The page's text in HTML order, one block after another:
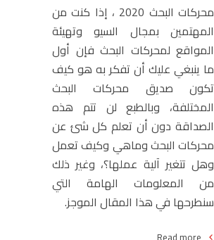
محركات البحث 2020 ، إذا كنت من
المهتمين بمجال السيو وتهيئة
المواقع لمحركات البحث فإن أول
ما ينبغي عليك أن تفكر به هو كيف
تكون صديق محركات البحث
المختلفة، وبالطبع لن تتم هذه
الصداقة دون أن تعلم كل شئ عن
محركات البحث وماهي وكيف تعمل
وهل تتغير آلية عملها؟، وغير ذلك
من المعلومات الهامة التي
سنطرحها في هذا المقال الموجز.